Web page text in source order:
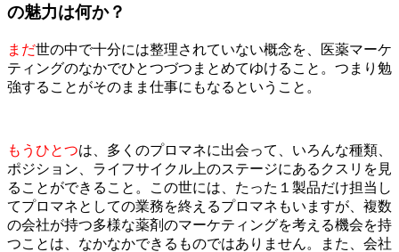
の魅力は何か？
まだ世の中で十分には整理されていない概念を、医薬マーケ
ティングのなかでひとつづつまとめてゆけること。つまり勉
強することがそのまま仕事にもなるということ。
もうひとつは、多くのプロマネに出会って、いろんな種類、
ポジション、ライフサイクル上のステージにあるクスリを見
ることができること。この世には、たった１製品だけ担当し
てプロマネとしての業務を終えるプロマネもいますが、複数
の会社が持つ多様な薬剤のマーケティングを考える機会を持
つことは、なかなかできるものではありません。また、会社